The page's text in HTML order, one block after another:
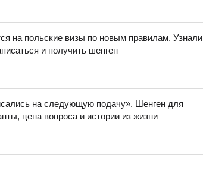
на польские визы по новым правилам. Узнали
и получить шенген
на следующую подачу». Шенген для
цена вопроса и истории из жизни